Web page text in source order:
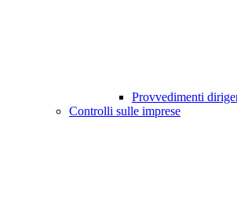
Provvedimenti
Controlli sulle imprese